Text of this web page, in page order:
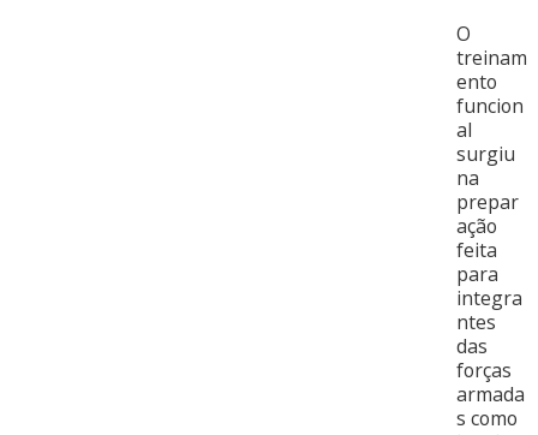
O
treinam
ento
funcion
al
surgiu
na
prepar
ação
feita
para
integra
ntes
das
forças
armada
s como